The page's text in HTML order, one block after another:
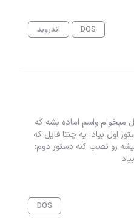
DOS
اندروید
ميخوام واسم اماده بشه که
اول بياد: يه چنتا فايل که
رو نصب کنه دستور دوم:
DOS